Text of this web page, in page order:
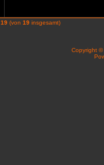
19 (von 19 insgesamt)
Copyright